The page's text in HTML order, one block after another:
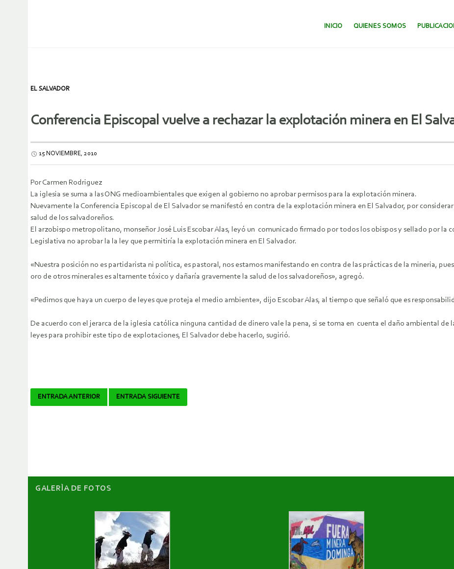
SALTAR AL CONTENIDO.
INICIO QUIENES SOMOS
EL SALVADOR
Conferencia Episcopal vuelve a rechazar la explotación minera en El
15 NOVIEMBRE, 2010
Por Carmen Rodriguez
La iglesia se suma a las ONG medioambientales que exigen al gobierno no aprobar permisos para la explotación minera.
Nuevamente la Conferencia Episcopal de El Salvador se manifestó en contra de la explotación minera en El Salvador, por
salud de los salvadoreños.
El arzobispo metropolitano, monseñor José Luis Escobar Alas, leyó un comunicado firmado por todos los obispos y sellado por la
Legislativa no aprobar la la ley que permitiría la explotación minera en El Salvador.
«Nuestra posición no es partidarista ni política, es pastoral, nos estamos manifestando en contra de las prácticas de la mineria,
oro de otros minerales es altamente tóxico y dañaría gravemente la salud de los salvadoreños», agregó.
«Pedimos que haya un cuerpo de leyes que proteja el medio ambiente», dijo Escobar Alas, al tiempo que señaló que es
De acuerdo con el jerarca de la iglesia católica ninguna cantidad de dinero vale la pena, si se toma en cuenta el daño ambiental
leyes para prohibir este tipo de explotaciones, El Salvador debe hacerlo, sugirió.
Navegador
ENTRADA ANTERIOR ENTRADA SIGUIENTE
GALERÌA DE FOTOS